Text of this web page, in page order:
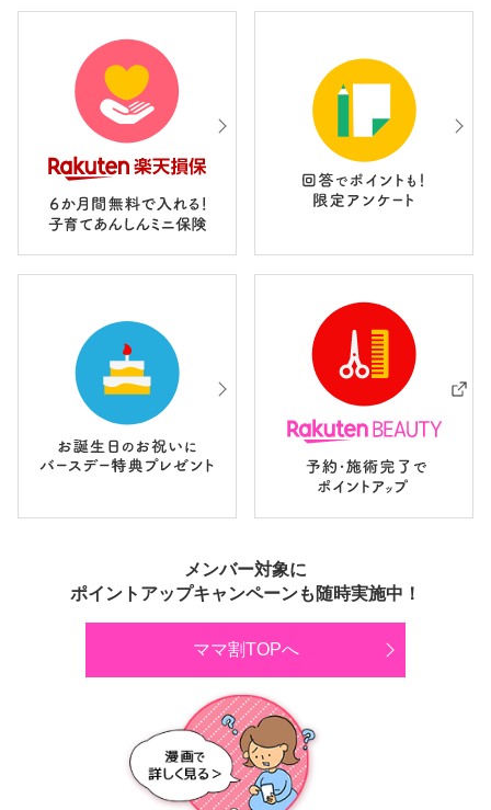
メンバー対象に
ポイントアップキャンペーンも随時実施中！
ママ割TOPへ